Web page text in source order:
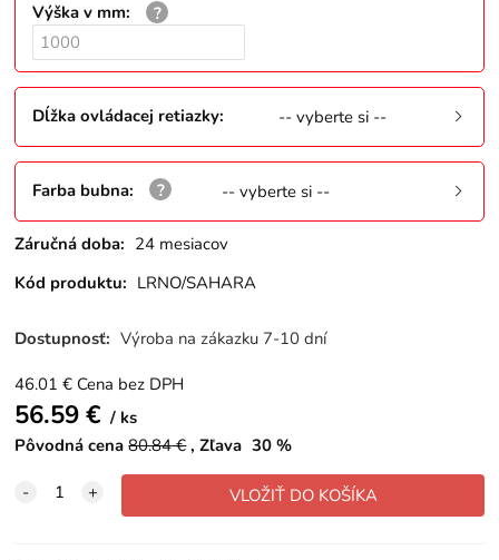
Výška v mm:
Dĺžka ovládacej retiazky: -- vyberte si --
Farba bubna: -- vyberte si --
Záručná doba: 24 mesiacov
Kód produktu: LRNO/SAHARA
Dostupnosť: Výroba na zákazku 7-10 dní
46.01 € Cena bez DPH
56.59€
ks
Pôvodná cena 80.84€ Zľava 30 %